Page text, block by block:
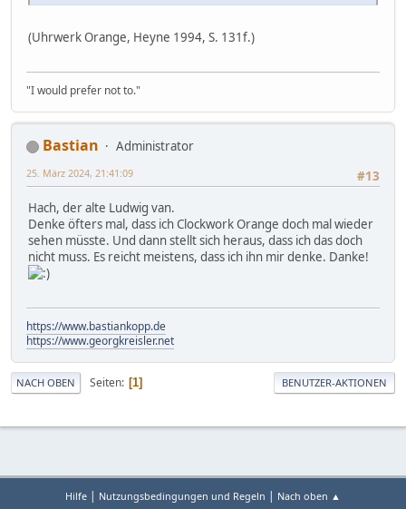
(Uhrwerk Orange, Heyne 1994, S. 131f.)
"I would prefer not to."
Bastian
Administrator
#13
25. März 2024, 21:41:09
Hach, der alte Ludwig van.
Denke öfters mal, dass ich Clockwork Orange doch mal wieder
sehen müsste. Und dann stellt sich heraus, dass ich das doch
nicht muss. Es reicht meistens, dass ich ihn mir denke. Danke!
https://www.bastiankopp.de
https://www.georgkreisler.net
NACH OBEN Seiten 1 BENUTZER-AKTIONEN
Hilfe | Nutzungsbedingungen und Regeln | Nach oben ▲